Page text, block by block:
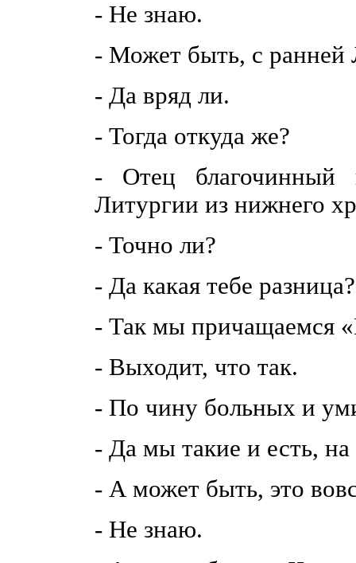
- Не знаю.
- Может быть, с ранней
- Да вряд ли.
- Тогда откуда же?
- Отец благочинный
Литургии из нижнего
- Точно ли?
- Да какая тебе
- Так мы причащаемся
- Выходит, что так.
- По чину больных и
- Да мы такие и есть,
- А может быть, это
- Не знаю.